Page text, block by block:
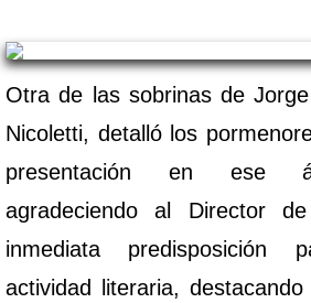
Otra de las sobrinas de
Nicoletti, detalló los
presentación en ese
agradeciendo al Director
inmediata predisposición
actividad literaria,